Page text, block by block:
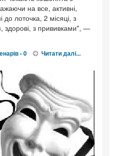
на все, активні,
до лоточка, 2 місяці, з
здорові, з прививками", —
- 0 Читати далі...